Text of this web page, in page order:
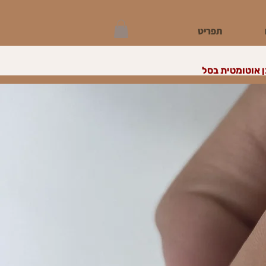
תפריט
אוטומטית בסל